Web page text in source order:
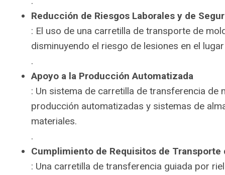
Reducción de Riesgos Laborales y de
: El uso de una carretilla de transporte de
disminuyendo el riesgo de lesiones en el
.
Apoyo a la Producción Automatizada
: Un sistema de carretilla de transferencia
producción automatizadas y sistemas de
materiales.
.
Cumplimiento de Requisitos de Transporte
: Una carretilla de transferencia guiada por